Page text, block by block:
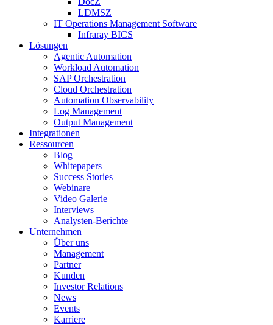
LDMSZ
IT Operations Management Software
Infraray BICS
Lösungen
Agentic Automation
Workload Automation
SAP Orchestration
Cloud Orchestration
Automation Observability
Log Management
Output Management
Integrationen
Ressourcen
Blog
Whitepapers
Success Stories
Webinare
Video Galerie
Interviews
Analysten-Berichte
Unternehmen
Über uns
Management
Partner
Kunden
Investor Relations
News
Events
Karriere